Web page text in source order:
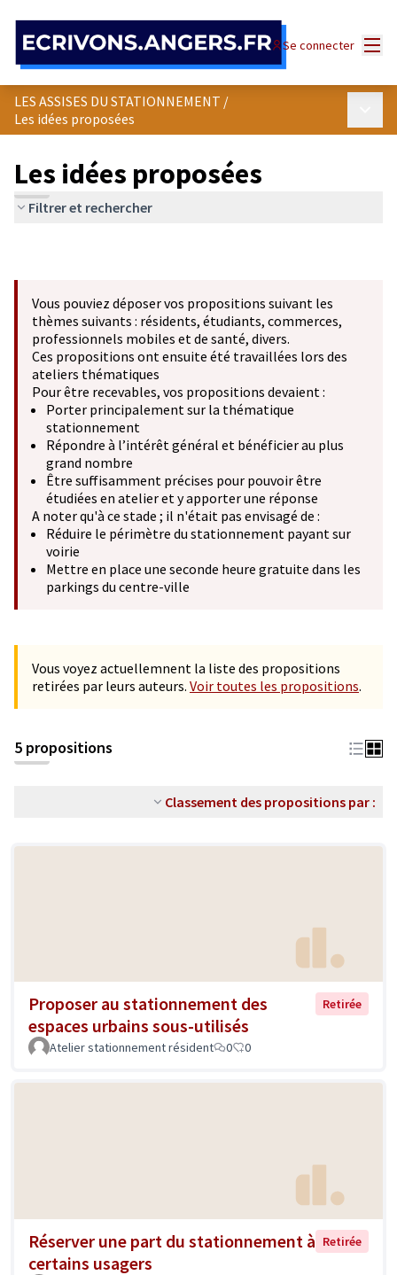
Se connecter
LES ASSISES DU STATIONNEMENT /
Les idées proposées
Les idées proposées
Filtrer et rechercher
Vous pouviez déposer vos propositions suivant les
thèmes suivants : résidents, étudiants, commerces,
professionnels mobiles et de santé, divers.
Ces propositions ont ensuite été travaillées lors des
ateliers thématiques
Pour être recevables, vos propositions devaient :
Porter principalement sur la thématique
stationnement
Répondre à l’intérêt général et bénéficier au plus
grand nombre
Être suffisamment précises pour pouvoir être
étudiées en atelier et y apporter une réponse
A noter qu'à ce stade ; il n'était pas envisagé de :
Réduire le périmètre du stationnement payant sur
voirie
Mettre en place une seconde heure gratuite dans les
parkings du centre-ville
Vous voyez actuellemnent la liste des propositions
retirées par leurs auteurs. Voir toutes les propositions.
5 propositions
Classement des propositions par :
Proposer au stationnement des
espaces urbains sous-utilisés
Retirée
Atelier stationnement résident 0 0
Réserver une part du stationnement à
certains usagers
Retirée